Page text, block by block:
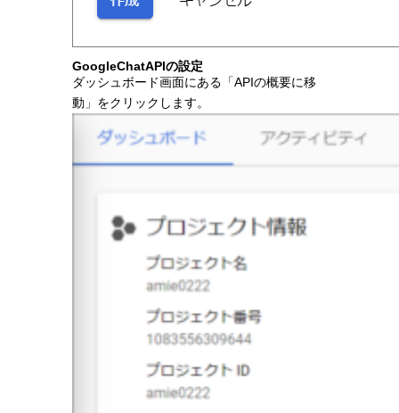
GoogleChatAPIの設定
ダッシュボード画面にある「APIの概要に移
動」をクリックします。